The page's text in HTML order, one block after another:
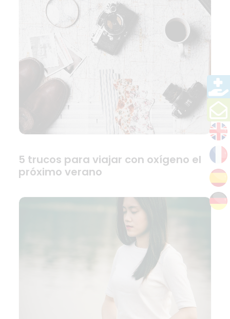
5 trucos para viajar con oxígeno el
próximo verano